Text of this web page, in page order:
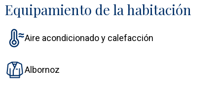
Equipamiento de la habitación
Aire acondicionado y calefacción
Albornoz